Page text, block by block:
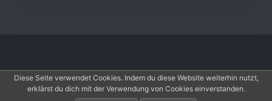
Diese Seite verwendet Cookies. Indem du diese Website weiterhin nutzt,
erklärst du dich mit der Verwendung von Cookies einverstanden.